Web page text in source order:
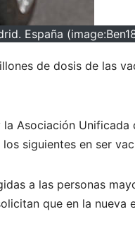
España
de dosis de las
Asociación Unificada
siguientes en ser
a las personas
que en la nueva